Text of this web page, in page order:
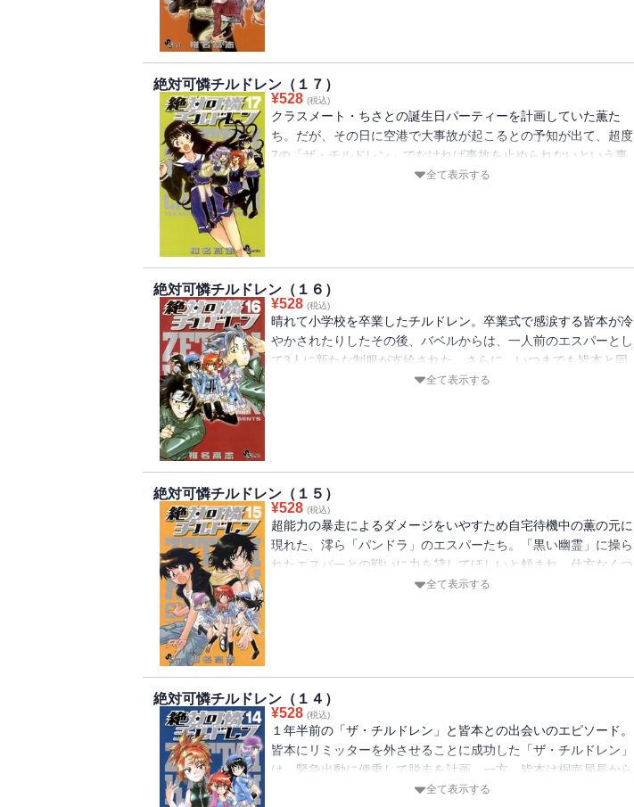
絶対可憐チルドレン（１７）
¥528 (税込)
クラスメート・ちさとの誕生日パーティーを計画していた薫た
ち。だが、その日に空港で大事故が起こるとの予知が出て、超度
7の「ザ・チルドレン」でなければ事故を止められないという事
態が発生！幸いまだ余地時刻まで50時間もあり、当日を待たず
全て表示する
絶対可憐チルドレン（１６）
¥528 (税込)
晴れて小学校を卒業したチルドレン。卒業式で感涙する皆本が冷
やかされたりしたその後、バベルからは、一人前のエスパーとし
て3人に新たな制服が支給された。さらに、いつまでも皆本と同
居は良くないということで、各自実家に戻るようにとの説明を受
全て表示する
絶対可憐チルドレン（１５）
¥528 (税込)
超能力の暴走によるダメージをいやすため自宅待機中の薫の元に
現れた、澪ら「パンドラ」のエスパーたち。「黒い幽霊」に操ら
れたエスパーとの戦いに力を貸してほしいと頼まれ、仕方なくつ
いて来た薫だが、体そのものを粒子に変える合成能力者ひとりを
全て表示する
絶対可憐チルドレン（１４）
¥528 (税込)
１年半前の「ザ・チルドレン」と皆本との出会いのエピソード。
皆本にリミッターを外させることに成功した「ザ・チルドレン」
は、緊急出動に便乗して脱走を計画。一方、皆本は桐壺局長から
「ザ・チルドレン」の指揮官に志願してほしいと懇願されてい
全て表示する